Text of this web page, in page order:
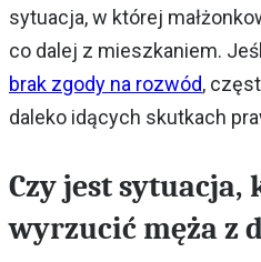
sytuacja, w której
co dalej z mieszkaniem.
brak zgody na rozwód,
daleko idących skutkach
Czy jest sytuacja,
wyrzucić męża z